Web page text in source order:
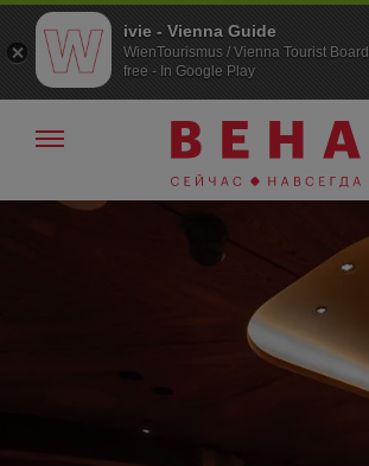
К
К
Показать/
навигации
ivie - Vienna Guide
WienTourismus / Vienna Tourist Board
free - In Google Play